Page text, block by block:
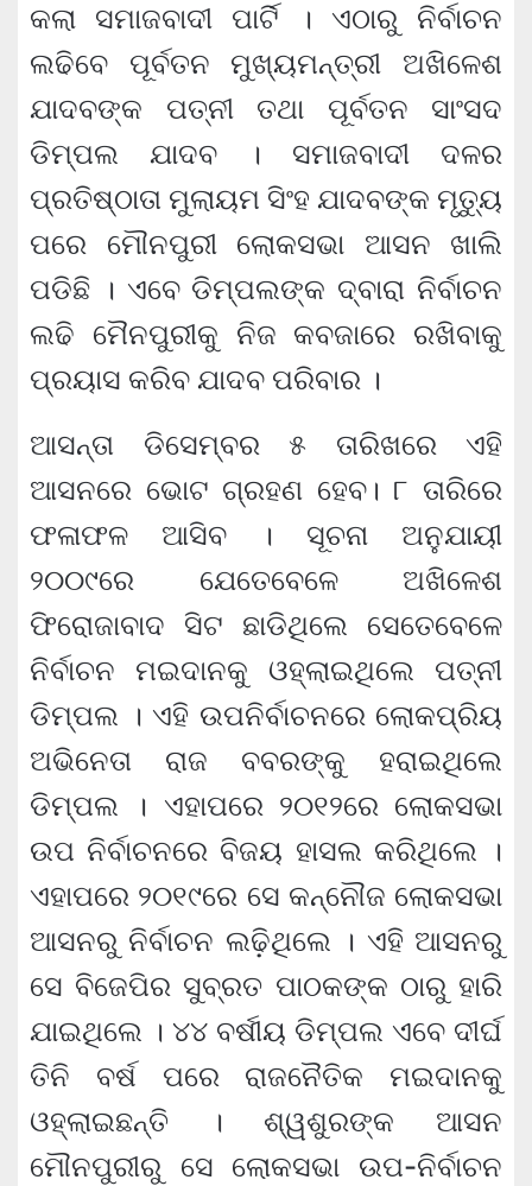
କଲା ସମାଜବାଦୀ ପାର୍ଟି । ଏଠାରୁ ନିର୍ବାଚନ
ଲଢିବେ ପୂର୍ବତନ ମୁଖ୍ୟମନ୍ତ୍ରୀ ଅଖିଳେଶ
ଯାଦବଙ୍କ ପତ୍ନୀ ତଥା ପୂର୍ବତନ ସାଂସଦ
ଡିମ୍ପଲ ଯାଦବ । ସମାଜବାଦୀ ଦଳର
ପ୍ରତିଷ୍ଠାତା ମୁଲାୟମ ସିଂହ ଯାଦବଙ୍କ ମୃତ୍ୟୁ
ପରେ ମୌନପୁରୀ ଲୋକସଭା ଆସନ ଖାଲି
ପଡିଛି । ଏବେ ଡିମ୍ପଲଙ୍କ ଦ୍ବାରା ନିର୍ବାଚନ
ଲଢି ମୈନପୁରୀକୁ ନିଜ କବଜାରେ ରଖିବାକୁ
ପ୍ରୟାସ କରିବ ଯାଦବ ପରିବାର ।
ଆସନ୍ତା ଡିସେମ୍ବର ୫ ତାରିଖରେ ଏହି
ଆସନରେ ଭୋଟ ଗ୍ରହଣ ହେବ। ୮ ତାରିରେ
ଫଳାଫଳ ଆସିବ । ସୂଚନା ଅନୁଯାୟୀ
୨୦୦୯ରେ ଯେତେବେଳେ ଅଖିଳେଶ
ଫିରୋଜାବାଦ ସିଟ ଛାଡିଥିଲେ ସେତେବେଳେ
ନିର୍ବାଚନ ମଇଦାନକୁ ଓହ୍ଲାଇଥିଲେ ପତ୍ନୀ
ଡିମ୍ପଲ । ଏହି ଉପନିର୍ବାଚନରେ ଲୋକପ୍ରିୟ
ଅଭିନେତା ରାଜ ବବରଙ୍କୁ ହରାଇଥିଲେ
ଡିମ୍ପଲ । ଏହାପରେ ୨୦୧୨ରେ ଲୋକସଭା
ଉପ ନିର୍ବାଚନରେ ବିଜୟ ହାସଲ କରିଥିଲେ ।
ଏହାପରେ ୨୦୧୯ରେ ସେ କନ୍ନୌଜ ଲୋକସଭା
ଆସନରୁ ନିର୍ବାଚନ ଲଢ଼ିଥିଲେ । ଏହି ଆସନରୁ
ସେ ବିଜେପିର ସୁବ୍ରତ ପାଠକଙ୍କ ଠାରୁ ହାରି
ଯାଇଥିଲେ । ୪୪ ବର୍ଷୀୟ ଡିମ୍ପଲ ଏବେ ଦୀର୍ଘ
ତିନି ବର୍ଷ ପରେ ରାଜନୈତିକ ମଇଦାନକୁ
ଓହ୍ଲାଇଛନ୍ତି । ଶ୍ୱଶୁରଙ୍କ ଆସନ
ମୌନପୁରୀରୁ ସେ ଲୋକସଭା ଉପ-ନିର୍ବାଚନ